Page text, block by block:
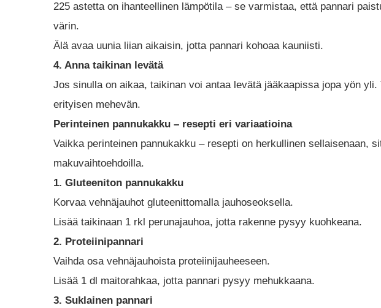
225 astetta on ihanteellinen lämpötila – se varmistaa, että pannari
värin.
Älä avaa uunia liian aikaisin, jotta pannari kohoaa kauniisti.
4. Anna taikinan levätä
Jos sinulla on aikaa, taikinan voi antaa levätä jääkaapissa jopa yön
erityisen mehevän.
Perinteinen pannukakku – resepti eri variaatioina
Vaikka perinteinen pannukakku – resepti on herkullinen sellaisenaan,
makuvaihtoehdoilla.
1. Gluteeniton pannukakku
Korvaa vehnäjauhot gluteenittomalla jauhoseoksella.
Lisää taikinaan 1 rkl perunajauhoa, jotta rakenne pysyy kuohkeana.
2. Proteiinipannari
Vaihda osa vehnäjauhoista proteiinijauheeseen.
Lisää 1 dl maitorahkaa, jotta pannari pysyy mehukkaana.
3. Suklainen pannari